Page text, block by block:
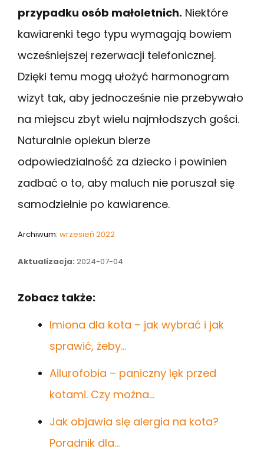
przypadku osób małoletnich. Niektóre
kawiarenki tego typu wymagają bowiem
wcześniejszej rezerwacji telefonicznej.
Dzięki temu mogą ułożyć harmonogram
wizyt tak, aby jednocześnie nie przebywało
na miejscu zbyt wielu najmłodszych gości.
Naturalnie opiekun bierze
odpowiedzialność za dziecko i powinien
zadbać o to, aby maluch nie poruszał się
samodzielnie po kawiarence.
Archiwum: wrzesień 2022
Aktualizacja: 2024-07-04
Zobacz także:
Imiona dla kota – jak wybrać i jak
sprawić, żeby…
Ailurofobia – paniczny lęk przed
kotami. Czy można…
Jak objawia się alergia na kota?
Poradnik dla…